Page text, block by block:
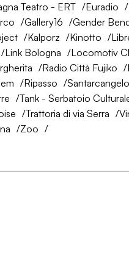
Teatro - ERT
Euradio
Gallery16
Gender
Kalporz Kinotto
Link Bologna Locomotiv
Radio Città Fujiko
Ripasso
Tank - Serbatoio
Trattoria di via Serra
Zoo